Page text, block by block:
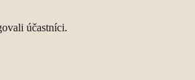
účastníci.